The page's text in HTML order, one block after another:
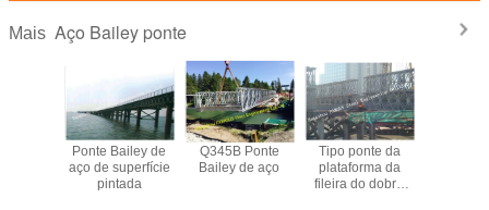
Mais Aço Bailey ponte
Ponte Bailey de
aço de superfície
pintada
Q345B Ponte
Bailey de aço
Tipo ponte da
plataforma da
fileira do dobro